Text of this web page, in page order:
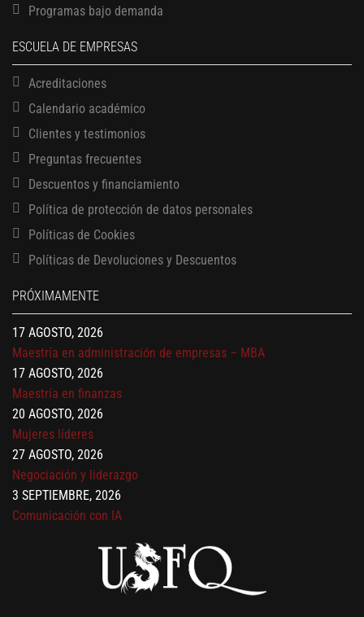
Programas bajo demanda
ESCUELA DE EMPRESAS
Acreditaciones
Calendario académico
Clientes y testimonios
Preguntas frecuentes
Descuentos y financiamiento
Política de protección de datos personales
Políticas de Cookies
Políticas de Devoluciones y Descuentos
PRÓXIMAMENTE
13 AGOSTO, 2026
Finanzas para no financieros
17 AGOSTO, 2026
Gerencia de empresas familiares
17 AGOSTO, 2026
Maestría en administración de empresas – MBA
17 AGOSTO, 2026
Maestría en finanzas
20 AGOSTO, 2026
Mujeres líderes
27 AGOSTO, 2026
Negociación y liderazgo
3 SEPTIEMBRE, 2026
Comunicación con IA
Gobernanza de datos
Finanzas para no financieros